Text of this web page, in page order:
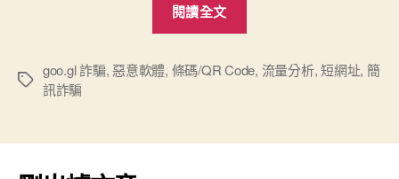
閱讀全文
與
址
標
goo.gl 詐騙,惡意軟體, 條碼/QR Code, 流量分析,短網址, 簡
訊詐騙